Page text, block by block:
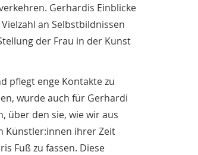
Gerhardis Einblicke
an Selbstbildnissen
der Frau in der Kunst
pflegt enge Kontakte zu
wurde auch für Gerhardi
über den sie, wie wir aus
Künstler:innen ihrer Zeit
Fuß zu fassen. Diese